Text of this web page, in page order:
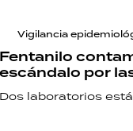
Vigilancia
Fentanilo
escándalo por
Dos laboratorios